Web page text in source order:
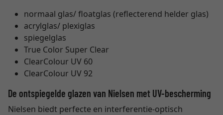
normaal glas/ floatglas (reflecterend helder glas)
acrylglas/ plexiglas
spiegelglas
True Color Super Clear
ClearColour UV 60
ClearColour UV 92
De ontspiegelde glazen van Nielsen met UV-bescherming
Nielsen biedt perfecte en interferentie-optisch